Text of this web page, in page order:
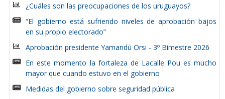
¿Cuáles son las preocupaciones de los uruguayos?
“El gobierno está sufriendo niveles de aprobación bajos
en su propio electorado”
Aprobación presidente Yamandú Orsi - 3º Bimestre 2026
En este momento la fortaleza de Lacalle Pou es mucho
mayor que cuando estuvo en el gobierno
Medidas del gobierno sobre seguridad pública